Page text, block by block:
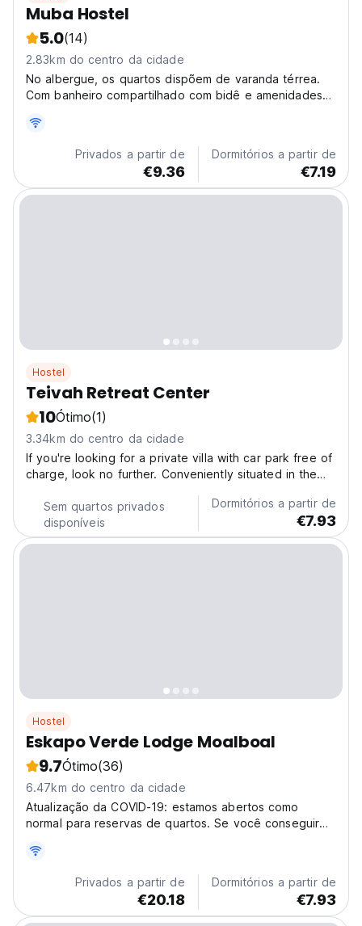
Muba Hostel
5.0(14)
2.83km do centro da cidade
No albergue, os quartos dispõem de varanda térrea.
Com banheiro compartilhado com bidê e amenidades
também oferecem varanda.
Privados a partir de
€9.36
Dormitórios a partir de
€7.19
Hostel
Teivah Retreat Center
10Ótimo(1)
3.34km do centro da cidade
If you're looking for a private villa with car park free of
charge, look no further. Conveniently situated in the
attractions and interesting dining options. Don't leave
before paying a visit to the famous...
Sem quartos privados
disponíveis
Dormitórios a partir de
€7.93
Hostel
Eskapo Verde Lodge Moalboal
9.7Ótimo(36)
6.47km do centro da cidade
Atualização da COVID-19: estamos abertos como
normal para reservas de quartos. Se você conseguir
Privados a partir de
€20.18
Dormitórios a partir de
€7.93